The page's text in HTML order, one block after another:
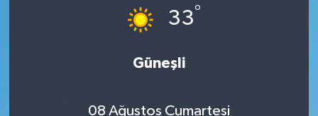
33°
Güneşli
08 Ağustos Cumartesi